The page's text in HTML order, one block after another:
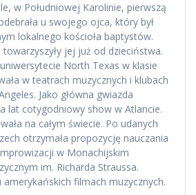
w Południowej Karolinie, pierwszą
u swojego ojca, który był
lokalnego kościoła baptystów.
jej już od dzieciństwa.
North Texas w klasie
w teatrach muzycznych i klubach
Jako główna gwiazda
lat cotygodniowy show w Atlancie.
na całym świecie. Po udanych
otrzymała propozycję nauczania
w Monachijskim
im. Richarda Straussa.
amerykańskich filmach muzycznych.